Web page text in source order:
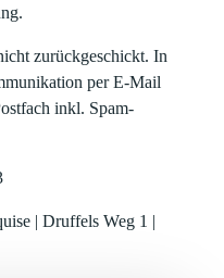
zurückgeschickt. In
per E-Mail
inkl. Spam-
| Druffels Weg 1 |